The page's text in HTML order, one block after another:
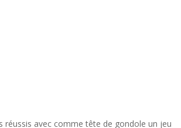
réussis avec comme tête de gondole un jeu